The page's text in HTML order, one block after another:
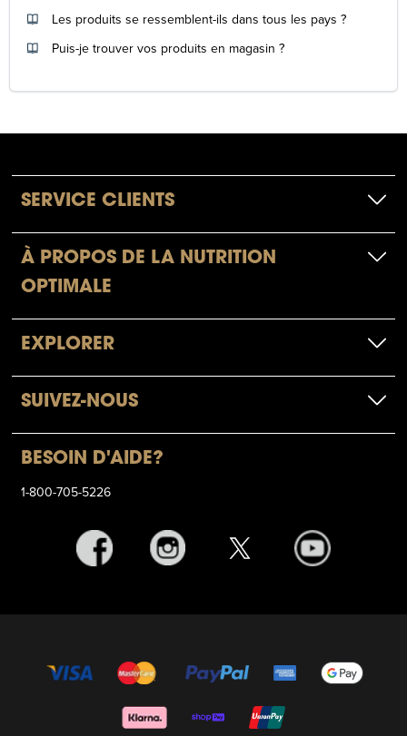
Les produits se ressemblent-ils dans tous les pays ?
Puis-je trouver vos produits en magasin ?
SERVICE CLIENTS
À PROPOS DE LA NUTRITION
OPTIMALE
EXPLORER
SUIVEZ-NOUS
BESOIN D'AIDE?
1-800-705-5226